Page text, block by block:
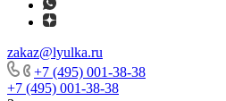
zakaz@lyulka.ru
+7 (495) 001-38-38
+7 (495) 001-38-38